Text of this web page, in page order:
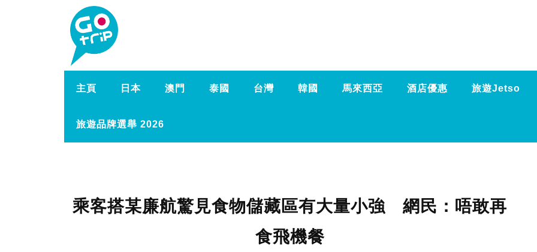
主頁 日本 澳門 泰國 台灣 韓國 馬來西亞 酒店優惠 旅遊Jetso
旅遊品牌選舉 2026
乘客搭某廉航驚見食物儲藏區有大量小強 網民：唔敢再
食飛機餐